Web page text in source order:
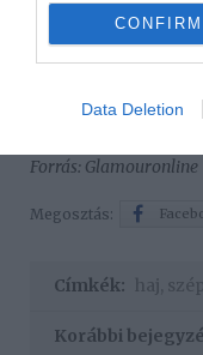
CONFIRM
Data Deletion
Forrás: Glamouronline
Megosztás:
Címkék: haj
Korábbi